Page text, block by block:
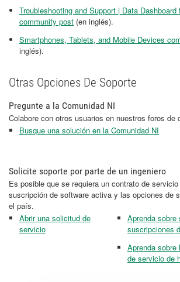
Troubleshooting and Support | Data
community post (en inglés).
Smartphones, Tablets, and Mobile Devices
inglés).
Otras Opciones De Soporte
Pregunte a la Comunidad NI
Colabore con otros usuarios en nuestros foros de
Busque una solución en la Comunidad NI
Solicite soporte por parte de un ingeniero
Es posible que se requiera un contrato de
suscripción de software activa y las opciones de
el país.
Abrir una solicitud de
servicio
Aprenda sobre
suscripciones
Aprenda sobre
de servicio de